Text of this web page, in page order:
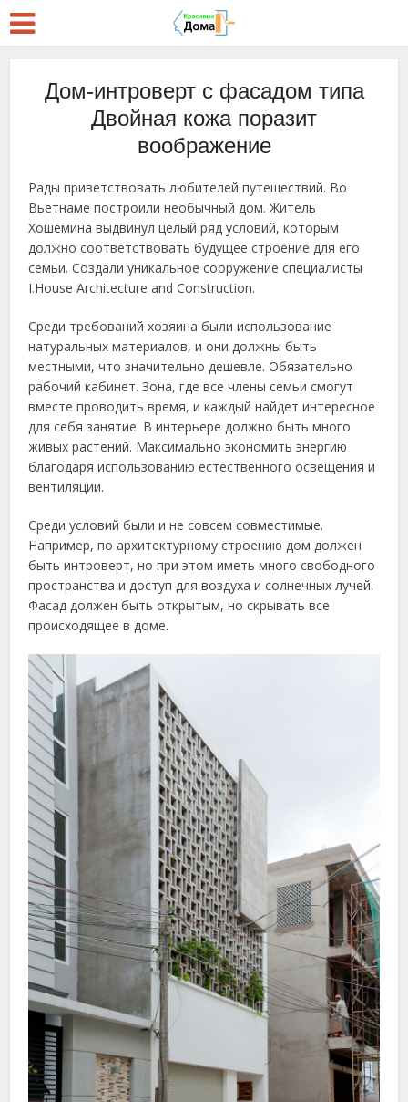
Дом-интроверт с фасадом типа
Двойная кожа поразит
воображение
Рады приветствовать любителей путешествий. Во
Вьетнаме построили необычный дом. Житель
Хошемина выдвинул целый ряд условий, которым
должно соответствовать будущее строение для его
семьи. Создали уникальное сооружение специалисты
I.House Architecture and Construction.
Среди требований хозяина были использование
натуральных материалов, и они должны быть
местными, что значительно дешевле. Обязательно
рабочий кабинет. Зона, где все члены семьи смогут
вместе проводить время, и каждый найдет интересное
для себя занятие. В интерьере должно быть много
живых растений. Максимально экономить энергию
благодаря использованию естественного освещения и
вентиляции.
Среди условий были и не совсем совместимые.
Например, по архитектурному строению дом должен
быть интроверт, но при этом иметь много свободного
пространства и доступ для воздуха и солнечных лучей.
Фасад должен быть открытым, но скрывать все
происходящее в доме.